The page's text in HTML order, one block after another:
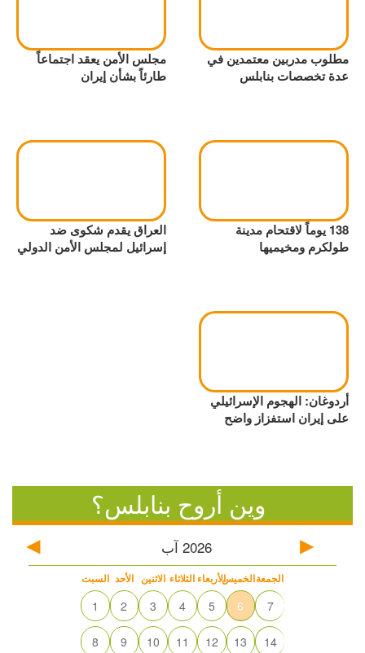
مطلوب مدربين معتمدين في
عدة تخصصات بنابلس
مجلس الأمن يعقد اجتماعاً
طارئاً بشأن إيران
138 يوماً لاقتحام مدينة
طولكرم ومخيميها
العراق يقدم شكوى ضد
إسرائيل لمجلس الأمن الدولي
أردوغان: الهجوم الإسرائيلي
على إيران استفزاز واضح
وين أروح بنابلس؟
2026 آب
السبت الأحد الاثنين الثلاثاء الأربعاءالخميسالجمعة
1 2 3 4 5 6 7
8 9 10 11 12 13 14